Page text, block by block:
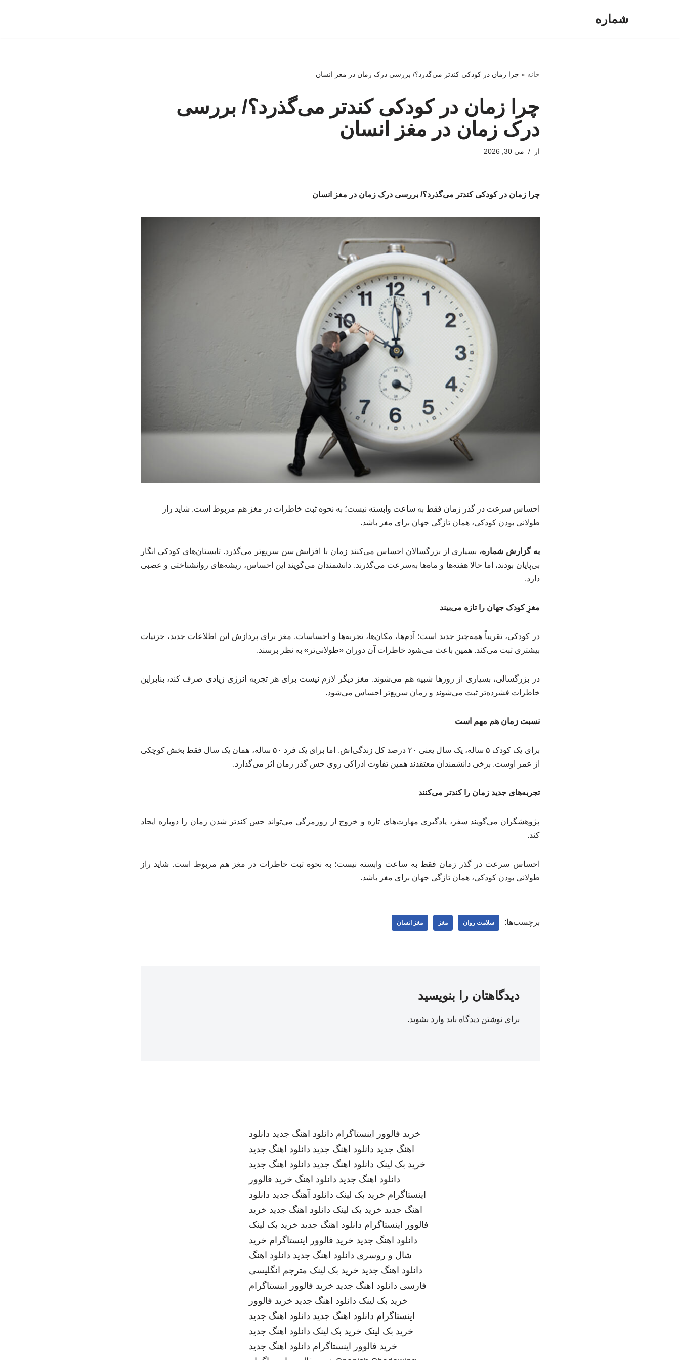
شماره
خانه » چرا زمان در کودکی کندتر می‌گذرد؟/ بررسی درک زمان در مغز انسان
چرا زمان در کودکی کندتر می‌گذرد؟/ بررسی
درک زمان در مغز انسان
از می 30, 2026
چرا زمان در کودکی کندتر می‌گذرد؟/ بررسی درک زمان در مغز انسان
احساس سرعت در گذر زمان فقط به ساعت وابسته نیست؛ به نحوه ثبت خاطرات در مغز هم مربوط است. شاید راز
طولانی بودن کودکی، همان تازگی جهان برای مغز باشد.
به گزارش شماره، بسیاری از بزرگسالان احساس می‌کنند زمان با افزایش سن سریع‌تر می‌گذرد. تابستان‌های کودکی انگار
بی‌پایان بودند، اما حالا هفته‌ها و ماه‌ها به‌سرعت می‌گذرند. دانشمندان می‌گویند این احساس، ریشه‌های روانشناختی و عصبی
دارد.
مغزِ کودک جهان را تازه می‌بیند
در کودکی، تقریباً همه‌چیز جدید است؛ آدم‌ها، مکان‌ها، تجربه‌ها و احساسات. مغز برای پردازش این اطلاعات جدید، جزئیات
بیشتری ثبت می‌کند. همین باعث می‌شود خاطرات آن دوران «طولانی‌تر» به نظر برسند.
در بزرگسالی، بسیاری از روزها شبیه هم می‌شوند. مغز دیگر لازم نیست برای هر تجربه انرژی زیادی صرف کند، بنابراین
خاطرات فشرده‌تر ثبت می‌شوند و زمان سریع‌تر احساس می‌شود.
نسبت زمان هم مهم است
برای یک کودک ۵ ساله، یک سال یعنی ۲۰ درصد کل زندگی‌اش. اما برای یک فرد ۵۰ ساله، همان یک سال فقط بخش کوچکی
از عمر اوست. برخی دانشمندان معتقدند همین تفاوت ادراکی روی حس گذر زمان اثر می‌گذارد.
تجربه‌های جدید زمان را کندتر می‌کنند
پژوهشگران می‌گویند سفر، یادگیری مهارت‌های تازه و خروج از روزمرگی می‌تواند حس کندتر شدن زمان را دوباره ایجاد
کند.
احساس سرعت در گذر زمان فقط به ساعت وابسته نیست؛ به نحوه ثبت خاطرات در مغز هم مربوط است. شاید راز
طولانی بودن کودکی، همان تازگی جهان برای مغز باشد.
برچسب‌ها: سلامت روان مغز مغز انسان
دیدگاهتان را بنویسید
برای نوشتن دیدگاه باید وارد بشوید.
خرید فالوور اینستاگرام دانلود اهنگ جدید دانلود
اهنگ جدید دانلود اهنگ جدید دانلود اهنگ جدید
خرید بک لینک دانلود اهنگ جدید دانلود اهنگ جدید
دانلود اهنگ جدید دانلود اهنگ خرید فالوور
اینستاگرام خرید بک لینک دانلود آهنگ جدید دانلود
اهنگ جدید خرید بک لینک دانلود اهنگ جدید خرید
فالوور اینستاگرام دانلود اهنگ جدید خرید بک لینک
دانلود اهنگ جدید خرید فالوور اینستاگرام خرید
شال و روسری دانلود اهنگ جدید دانلود اهنگ
دانلود اهنگ جدید خرید بک لینک مترجم انگلیسی
فارسی دانلود اهنگ جدید خرید فالوور اینستاگرام
خرید بک لینک دانلود اهنگ جدید خرید فالوور
اینستاگرام دانلود اهنگ جدید دانلود اهنگ جدید
خرید بک لینک خرید بک لینک دانلود اهنگ جدید
خرید فالوور اینستاگرام دانلود اهنگ جدید